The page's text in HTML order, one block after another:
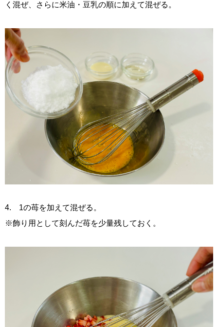
く混ぜ、さらに米油・豆乳の順に加えて混ぜる。
4. 1の苺を加えて混ぜる。
※飾り用として刻んだ苺を少量残しておく。